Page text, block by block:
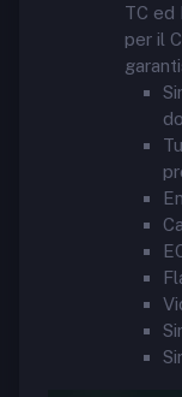
TC ed
per il